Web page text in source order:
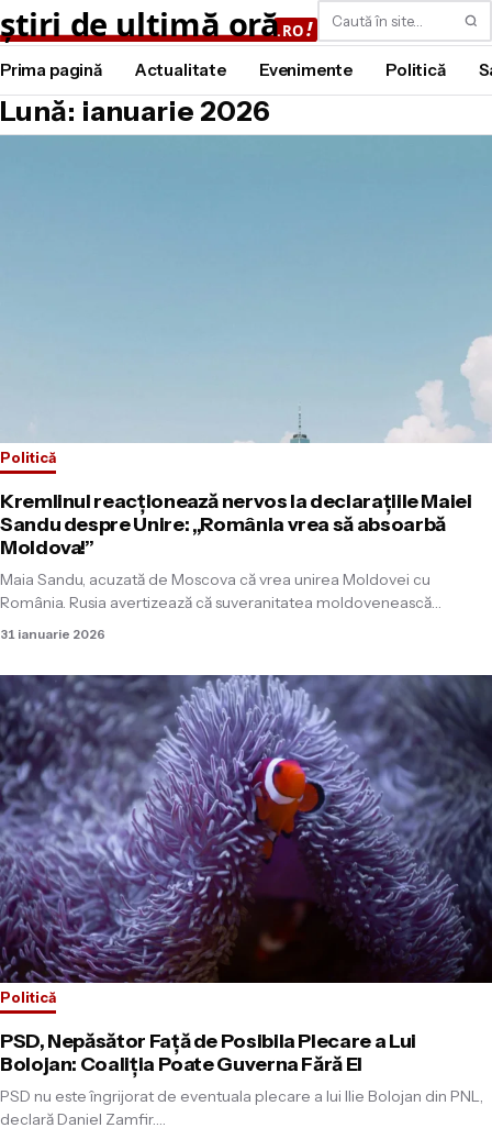
Caută
Prima pagină Actualitate Evenimente Politică
Lună: ianuarie 2026
Politică
Kremlinul reacționează nervos la declarațiile Maiei
Sandu despre Unire: „România vrea să absoarbă
Moldova!”
Maia Sandu, acuzată de Moscova că vrea unirea Moldovei cu
România. Rusia avertizează că suveranitatea moldovenească…
31 ianuarie 2026
Politică
PSD, Nepăsător Față de Posibila Plecare a Lui
Bolojan: Coaliția Poate Guverna Fără El
PSD nu este îngrijorat de eventuala plecare a lui Ilie Bolojan din PNL,
declară Daniel Zamfir.…